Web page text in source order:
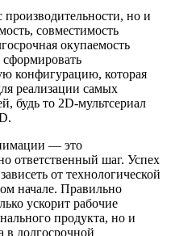
но и
совместимость
окупаемость
конфигурацию, которая
реализации самых
будь то 2D-мультсериал
— это
ответственный шаг. Успех
от технологической
начале. Правильно
ускорит рабочие
продукта, но и
в долгосрочной